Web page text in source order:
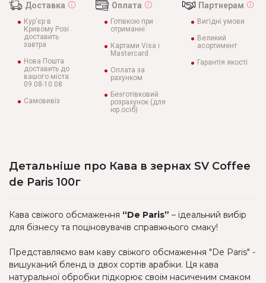
Доставка
Кур'єр в
Кривому Розі
доставить
завтра
Нова Пошта
доставить до
вашого міста
09.08-10.08
Самовивіз
Оплата
Готівкою при
отриманні
Картами Visa і
Mastercard
Оплата за
рахунком
Безготівковий
розрахунок (для
юр.осіб)
Партнерам
Вигідні умови
Великий
асортимент
Гарантія якості
Детальніше про Кава в зернах SV Coffee
de Paris 100г
Кава свіжого обсмаження “De Paris” – ідеальний вибір
для бізнесу та поціновувачів справжнього смаку!
Представляємо вам каву свіжого обсмаження "De Paris" -
вишуканий бленд із двох сортів арабіки. Ця кава
натуральної обробки підкорює своїм насиченим смаком